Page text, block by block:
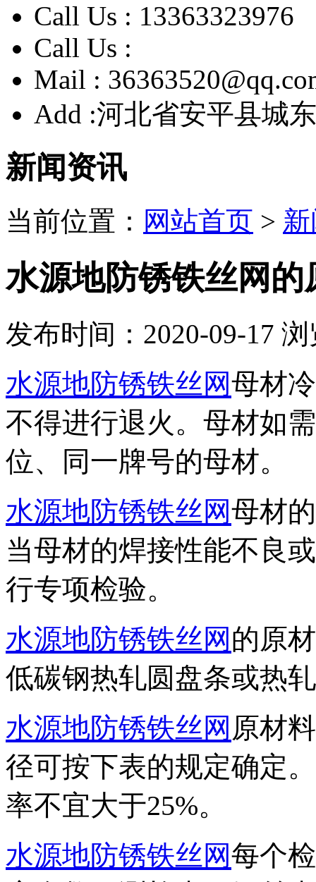
Call Us : 13363323976
Call Us :
Mail :
Add :河北省安平县城
新闻资讯
当前位置： 网站首页 >
水源地防锈铁丝网
发布时间：2020-09-17 浏
水源地防锈铁丝网母材
不得进行退火。母材如
位、同一牌号的母材。
水源地防锈铁丝网母材
当母材的焊接性能不良
行专项检验。
水源地防锈铁丝网 的原
低碳钢热轧圆盘条或热
水源地防锈铁丝网 原材
径可按下表的规定确定
率不宜大于25%。
水源地防锈铁丝网每个